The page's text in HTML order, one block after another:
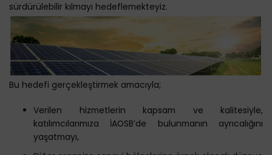
sürdürülebilir kılmayı hedeflemekteyiz.
Bu hedefi gerçekleştirmek amacıyla;
Verilen hizmetlerin kapsam ve kalitesiyle,
katılımcılarımıza İAOSB’de bulunmanın ayrıcalığını
yaşatmayı,